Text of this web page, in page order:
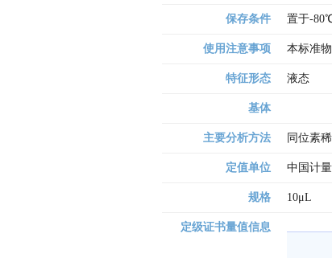
保存条件 置于-
使用注意事项 本标准
特征形态 液态
基体
主要分析方法 同位素
定值单位 中国计
规格 10μL
定级证书量值信息